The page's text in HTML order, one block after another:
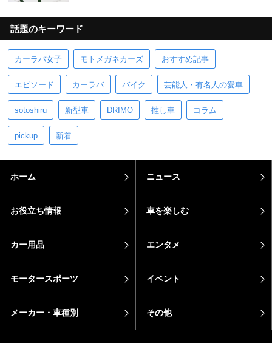
話題のキーワード
カーラバ女子 モトメガネカーズ おすすめ記事
エピソード カーラバ バイク 芸能人・有名人の愛車
sotoshiru 新型車 DRIMO 推し車 コラム
pickup 新着
ホーム ニュース
お役立ち情報 車を楽しむ
カー用品 エンタメ
モータースポーツ イベント
メーカー・車種別 その他